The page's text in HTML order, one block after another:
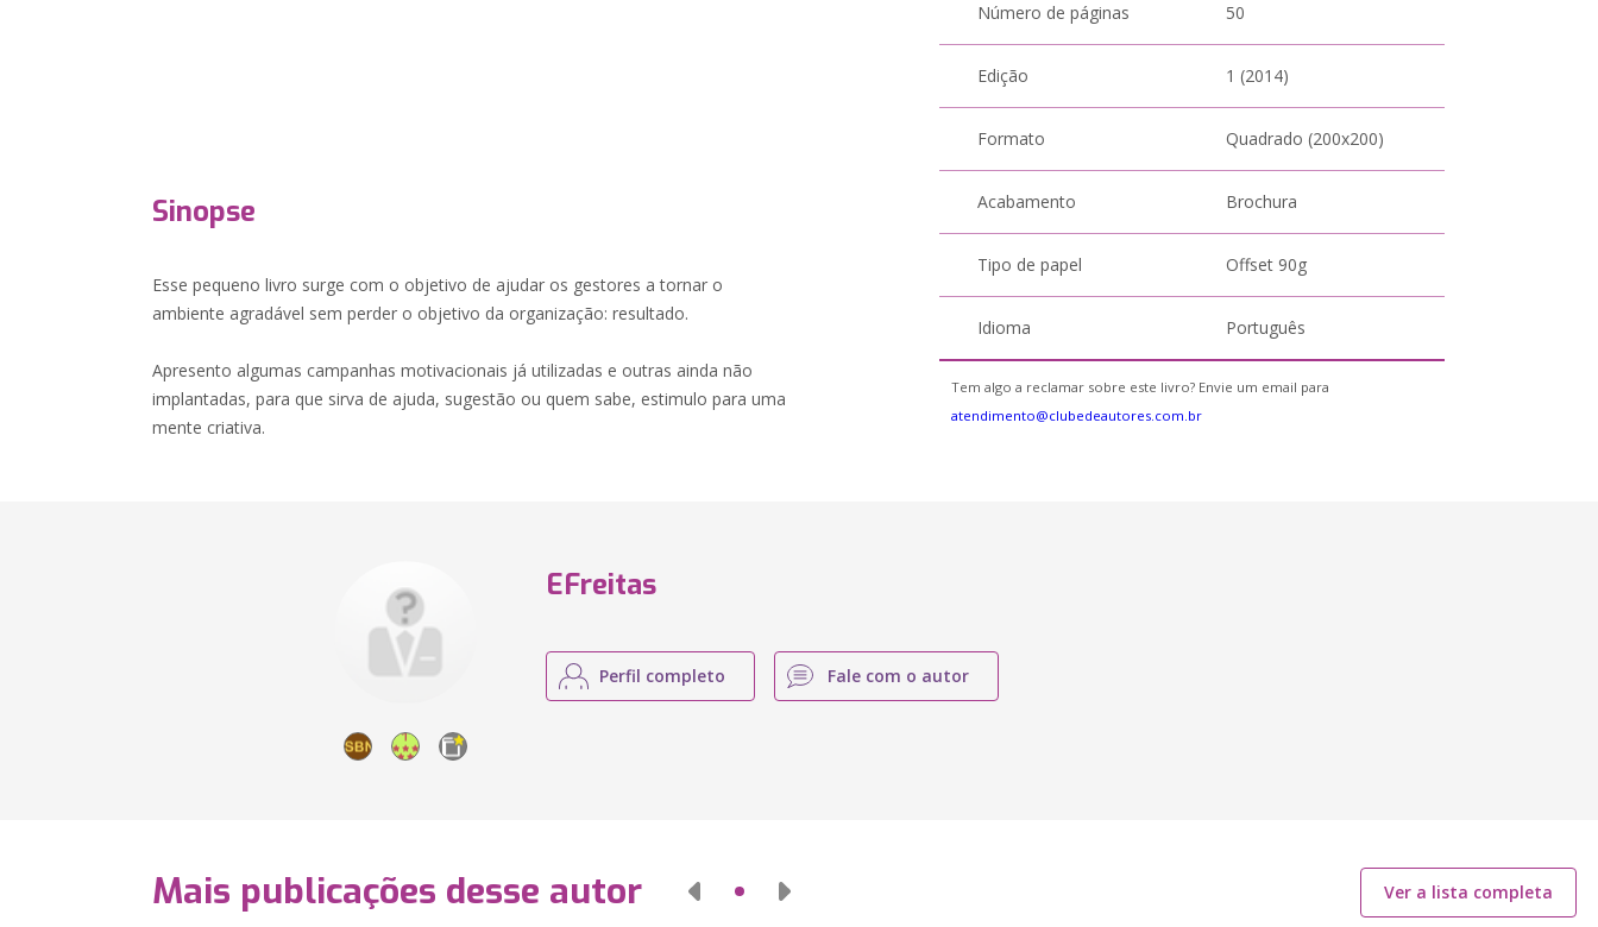
Sinopse
Esse pequeno livro surge com o objetivo de ajudar os gestores a tornar o
ambiente agradável sem perder o objetivo da organização: resultado.
Apresento algumas campanhas motivacionais já utilizadas e outras ainda não
implantadas, para que sirva de ajuda, sugestão ou quem sabe, estimulo para uma
mente criativa.
Número de páginas 50
Edição 1 (2014)
Formato Quadrado (200x200)
Acabamento Brochura
Tipo de papel Offset 90g
Idioma Português
Tem algo a reclamar sobre este livro? Envie um email para
atendimento@clubedeautores.com.br
EFreitas
Perfil completo Fale com o autor
Mais publicações desse autor Ver a lista completa